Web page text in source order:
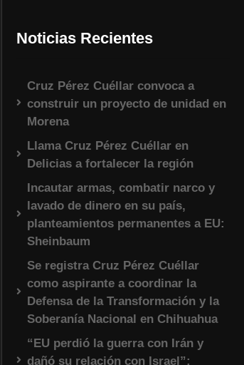
Noticias Recientes
Cruz Pérez Cuéllar convoca a
construir un proyecto de unidad en
Morena
Llama Cruz Pérez Cuéllar en
Delicias a fortalecer la región
Incautar armas, combatir narco y
lavado de dinero en su país,
planteamientos permanentes a EU:
Sheinbaum
Se registra Cruz Pérez Cuéllar
como aspirante a coordinar la
Defensa de la Transformación y la
Soberanía Nacional en Chihuahua
“EU perdió la guerra con Irán y
dañó su relación con Israel”: